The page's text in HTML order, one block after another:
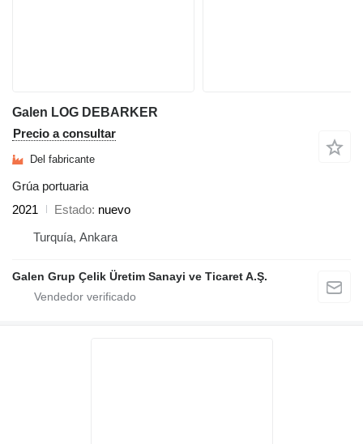
Galen LOG DEBARKER
Precio a consultar
Del fabricante
Grúa portuaria
2021
Estado nuevo
Turquía, Ankara
Galen Grup Çelik Üretim Sanayi ve Ticaret A.Ş.